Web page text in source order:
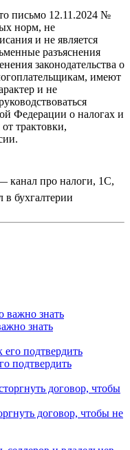
письмо 12.11.2024 №
норм, не
и не является
разъяснения
законодательства о
имеют
и не
Федерации о налогах и
трактовки,
канал про налоги, 1С,
в бухгалтерии
знать
подтвердить
договор, чтобы не